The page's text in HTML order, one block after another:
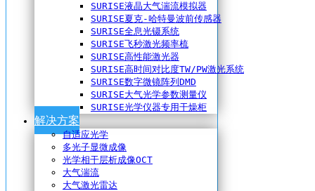
SURISE液晶大气湍流模拟器
SURISE夏克-哈特曼波前传感器
SURISE全息光镊系统
SURISE飞秒激光频率梳
SURISE高性能激光器
SURISE高时间对比度TW/PW激光系统
SURISE数字微镜阵列DMD
SURISE大气光学参数测量仪
SURISE光学仪器专用干燥柜
解决方案
自适应光学
多光子显微成像
光学相干层析成像OCT
大气湍流
大气激光雷达